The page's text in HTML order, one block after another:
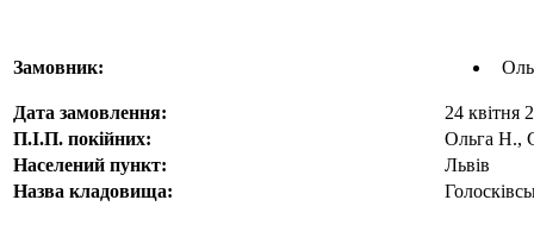
Замовник:
Дата замовлення:
24 квітня
П.І.П. покійних:
Ольга Н.,
Населений пункт:
Львів
Назва кладовища: